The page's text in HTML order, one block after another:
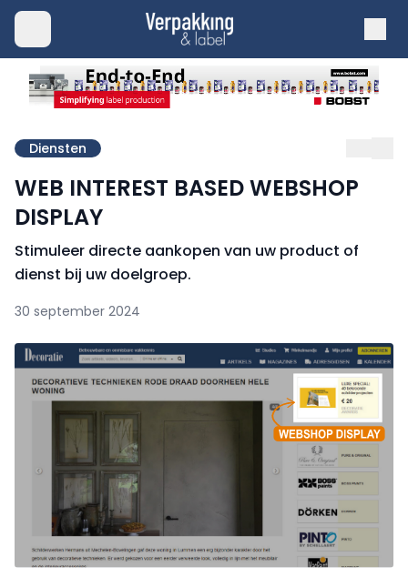
Diensten
WEB INTEREST BASED WEBSHOP
DISPLAY
Stimuleer directe aankopen van uw product of
dienst bij uw doelgroep.
30 september 2024